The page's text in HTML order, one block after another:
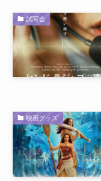
試写会
映画グッズ